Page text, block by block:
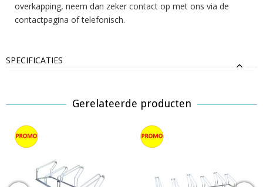
overkapping, neem dan zeker contact op met ons via de
contactpagina of telefonisch.
SPECIFICATIES
Gerelateerde producten